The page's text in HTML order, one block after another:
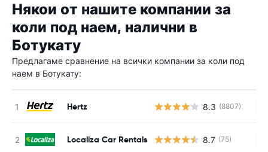
Някои от нашите компании за
коли под наем, налични в
Ботукату
Предлагаме сравнение на всички компании за коли под
наем в Ботукату:
Hertz 8.3 (8807)
Localiza Car Rentals 8.7 (75)